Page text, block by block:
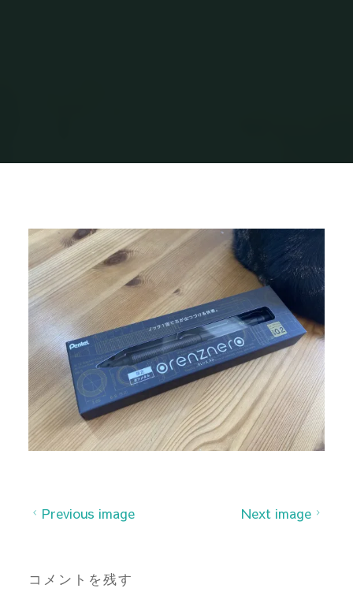
Previous image Next image
コメントを残す